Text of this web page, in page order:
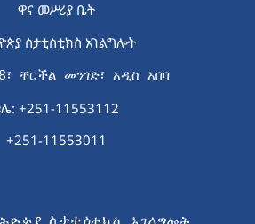
ዋና መሥሪያ ቤት
ስታቲስቲክስ አገልግሎት
ቸርችል መንገድ፣ አዲስ አበባ
+251-11553112
+251-11553011